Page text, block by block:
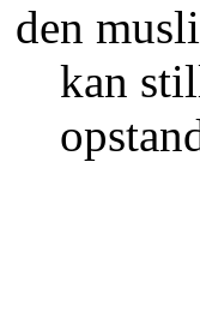
den
kan